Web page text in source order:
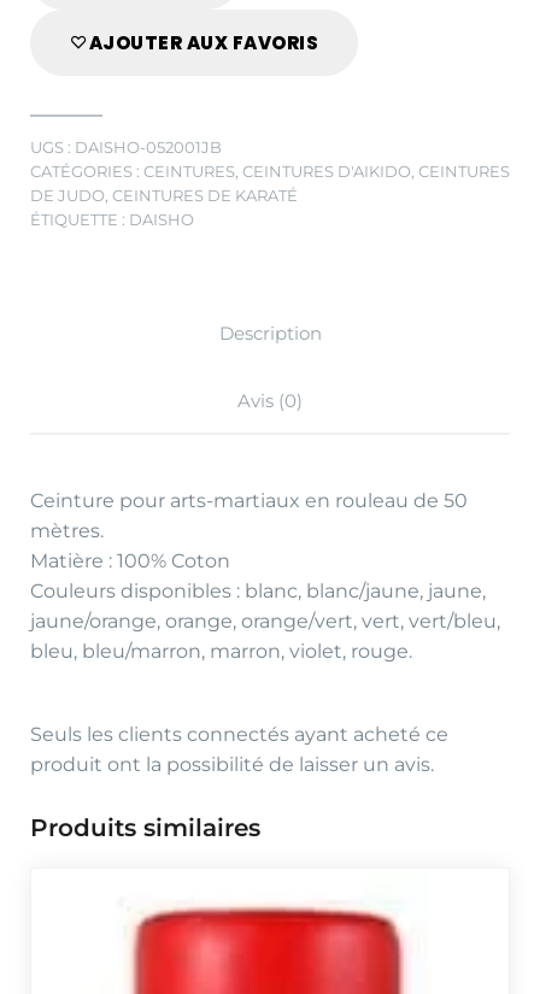
AJOUTER AUX FAVORIS
UGS : DAISHO-052001JB
CATÉGORIES : CEINTURES, CEINTURES D'AIKIDO, CEINTURES
DE JUDO, CEINTURES DE KARATÉ
ÉTIQUETTE : DAISHO
Description
Avis (0)
Ceinture pour arts-martiaux en rouleau de 50
mètres.
Matière : 100% Coton
Couleurs disponibles : blanc, blanc/jaune, jaune,
jaune/orange, orange, orange/vert, vert, vert/bleu,
bleu, bleu/marron, marron, violet, rouge.
Seuls les clients connectés ayant acheté ce
produit ont la possibilité de laisser un avis.
Produits similaires